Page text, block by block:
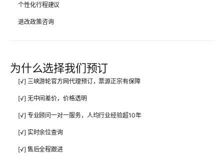
个性化行程建议
退改政策咨询
为什么选择我们预订
[√] 三峡游轮官方网代理预订，票源正宗有保障
[√] 无中间差价，价格透明
[√] 专业顾问一对一服务，人均行业经验超10年
[√] 实时余位查询
[√] 售后全程跟进